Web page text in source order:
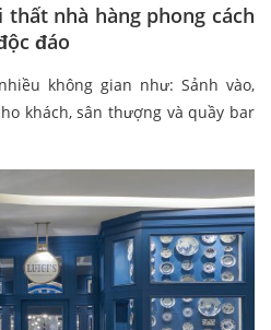
nhà hàng phong cách
đáo
không gian như: Sảnh vào,
khách, sân thượng và quầy bar